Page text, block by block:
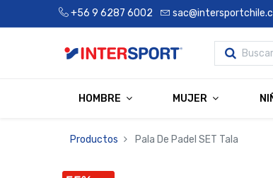
+56 9 6287 6002
HOMBRE MUJER
Productos Pala De Padel SET Tala